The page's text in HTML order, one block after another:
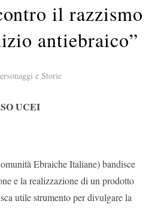
il razzismo
antiebraico”
e Storie
UCEI
Ebraiche Italiane) bandisce
e la realizzazione di un prodotto
utile strumento per divulgare la